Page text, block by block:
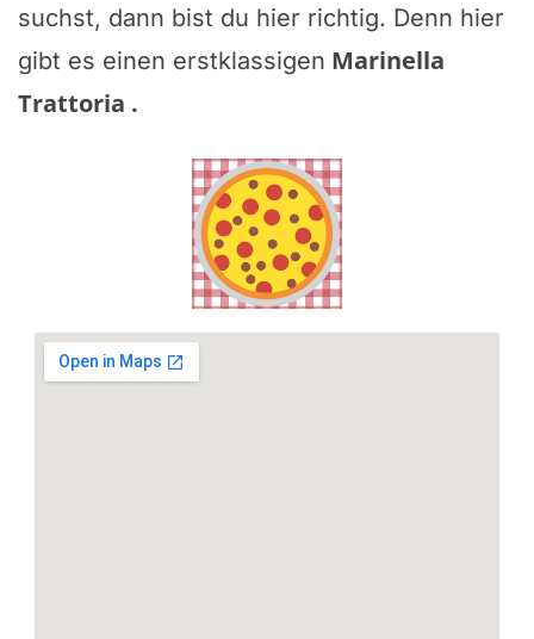
suchst, dann bist du hier richtig. Denn hier
gibt es einen erstklassigen Marinella
Trattoria .